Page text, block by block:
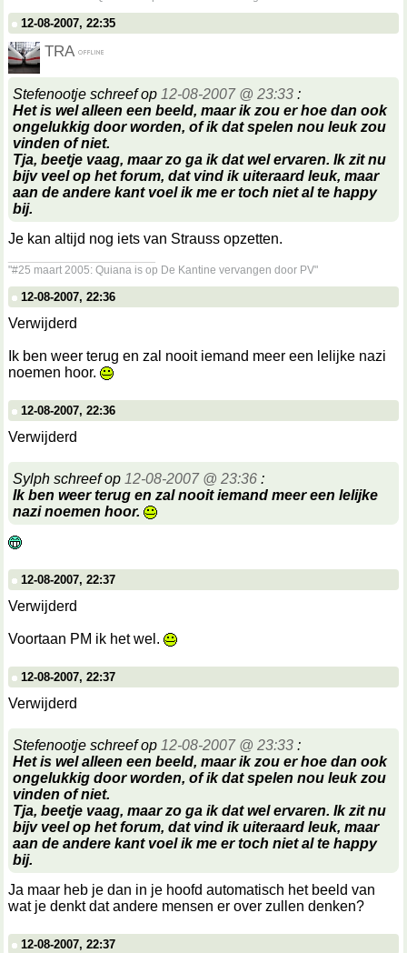
12-08-2007, 22:35
TRA
Stefenootje schreef op 12-08-2007 @ 23:33 :
Het is wel alleen een beeld, maar ik zou er hoe dan ook
ongelukkig door worden, of ik dat spelen nou leuk zou
vinden of niet.
Tja, beetje vaag, maar zo ga ik dat wel ervaren. Ik zit nu
bijv veel op het forum, dat vind ik uiteraard leuk, maar
aan de andere kant voel ik me er toch niet al te happy
bij.
Je kan altijd nog iets van Strauss opzetten.
"#25 maart 2005: Quiana is op De Kantine vervangen door PV"
12-08-2007, 22:36
Verwijderd
Ik ben weer terug en zal nooit iemand meer een lelijke nazi
noemen hoor.
12-08-2007, 22:36
Verwijderd
Sylph schreef op 12-08-2007 @ 23:36 :
Ik ben weer terug en zal nooit iemand meer een lelijke
nazi noemen hoor.
12-08-2007, 22:37
Verwijderd
Voortaan PM ik het wel.
12-08-2007, 22:37
Verwijderd
Stefenootje schreef op 12-08-2007 @ 23:33 :
Het is wel alleen een beeld, maar ik zou er hoe dan ook
ongelukkig door worden, of ik dat spelen nou leuk zou
vinden of niet.
Tja, beetje vaag, maar zo ga ik dat wel ervaren. Ik zit nu
bijv veel op het forum, dat vind ik uiteraard leuk, maar
aan de andere kant voel ik me er toch niet al te happy
bij.
Ja maar heb je dan in je hoofd automatisch het beeld van
wat je denkt dat andere mensen er over zullen denken?
12-08-2007, 22:37